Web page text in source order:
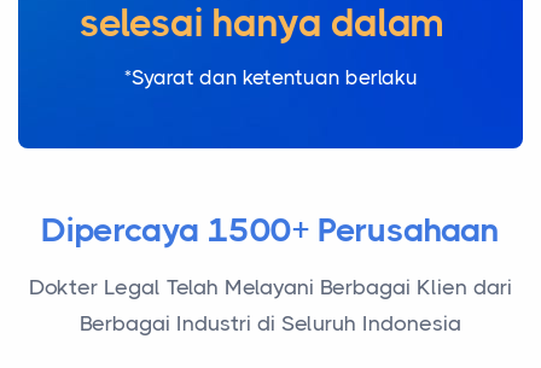
selesai h |
*Syarat dan ketentuan berlaku
Dipercaya 1500+ Perusahaan
Dokter Legal Telah Melayani Berbagai Klien dari
Berbagai Industri di Seluruh Indonesia